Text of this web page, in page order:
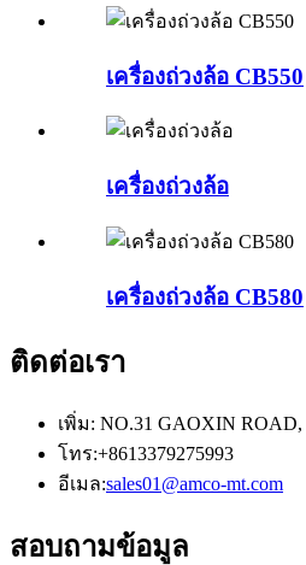
เครื่องถ่วงล้อ CB550
เครื่องถ่วงล้อ
เครื่องถ่วงล้อ CB580
ติดต่อเรา
เพิ่ม: NO.31 GAOXIN
โทร:+8613379275993
อีเมล:sales01@amco-mt.com
สอบถามข้อมูล